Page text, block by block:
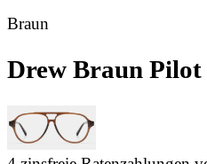
Braun
Drew Braun